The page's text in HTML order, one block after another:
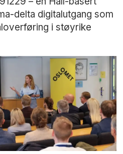
delta digitalutgang som
i støyrike